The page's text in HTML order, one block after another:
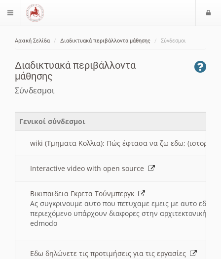
$langMenu
Αρχική Σελίδα Διαδικτυακά περιβάλλοντα μάθησης Σύνδεσμοι
Διαδικτυακά περιβάλλοντα
μάθησης
Σύνδεσμοι
Γενικοί σύνδεσμοι
wiki (Τμηματα Κολλια): Πώς έφτασα να ζω εδω; (ιστορια)
Interactive video with open source
Βικιπαιδεια Γκρετα Τούνμπεργκ
Ας συγκρινουμε αυτο που πετυχαμε εμεις με αυτο εδω
περιεχόμενο υπάρχουν διαφορες στην αρχιτεκτονική
edmodo
Εδω δηλώνετε τις προτιμήσεις για τις εργασίες